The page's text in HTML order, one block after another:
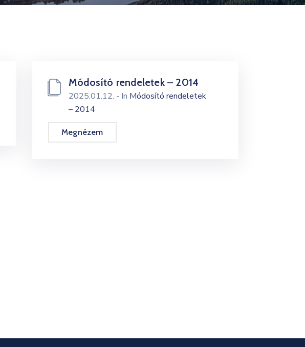
Módosító rendeletek – 2014
2025.01.12. - In Módosító rendeletek
– 2014
Megnézem